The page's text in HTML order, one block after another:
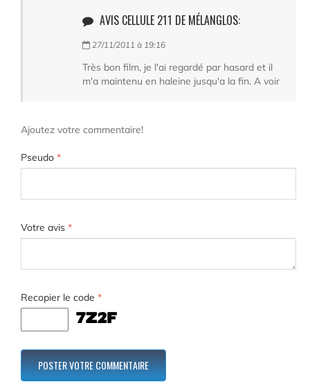
AVIS CELLULE 211 DE MÉLANGLOS:
27/11/2011 à 19:16
Très bon film, je l'ai regardé par hasard et il
m'a maintenu en haleine jusqu'a la fin. A voir
Ajoutez votre commentaire!
Pseudo *
Votre avis *
Recopier le code *